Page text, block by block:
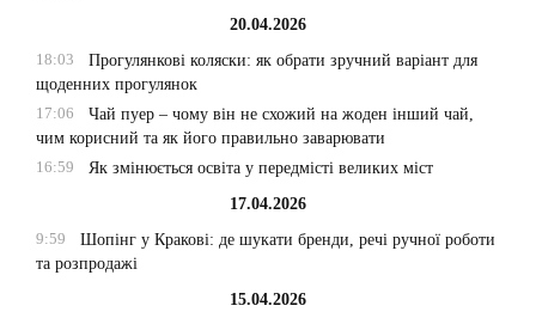
20.04.2026
18:03
Прогулянкові коляски: як обрати зручний варіант для
щоденних прогулянок
17:06
Чай пуер – чому він не схожий на жоден інший чай,
чим корисний та як його правильно заварювати
16:59
Як змінюється освіта у передмісті великих міст
17.04.2026
9:59
Шопінг у Кракові: де шукати бренди, речі ручної роботи
та розпродажі
15.04.2026